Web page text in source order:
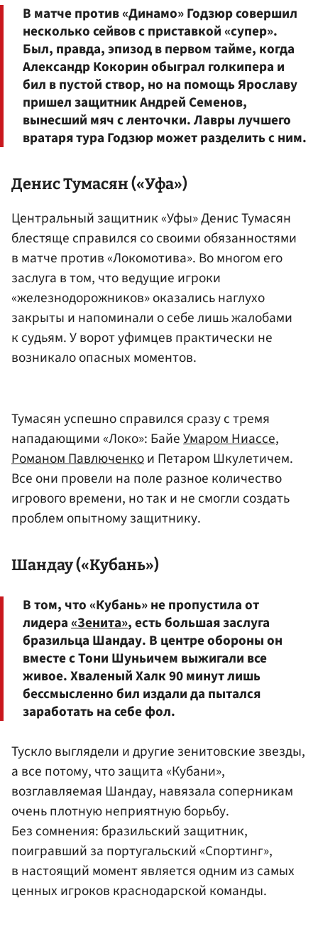
В матче против «Динамо» Годзюр совершил
несколько сейвов с приставкой «супер».
Был, правда, эпизод в первом тайме, когда
Александр Кокоринобыграл голкипера и
бил в пустой створ, но на помощь Ярославу
пришел защитникАндрей Семенов,
вынесший мяч с ленточки. Лавры лучшего
вратаря тура Годзюр может разделить с ним.
Денис Тумасян(«Уфа»)
Центральный защитник «Уфы» Денис Тумасян
блестяще справился со своими обязанностями
в матче против «Локомотива». Во многом его
заслуга в том, что ведущие игроки
«железнодорожников» оказались наглухо
закрыты и напоминали о себе лишь жалобами
к судьям. У ворот уфимцев практически не
возникало опасных моментов.
Тумасян успешно справился сразу с тремя
нападающими «Локо»: БайеУмаром Ниассе,
Романом Павлюченкои Петаром Шкулетичем.
Все они провели на поле разное количество
игрового времени, но так и не смогли создать
проблем опытному защитнику.
Шандау («Кубань»)
В том, что «Кубань» не пропустила от
лидера«Зенита», есть большая заслуга
бразильца Шандау. В центре обороны он
вместе с Тони Шуньичем выжигали все
живое. Хваленый Халк 90 минут лишь
бессмысленно бил издали да пытался
заработать на себе фол.
Тускло выглядели и другие зенитовские звезды,
а все потому, что защита «Кубани»,
возглавляемая Шандау, навязала соперникам
очень плотную неприятную борьбу.
Без сомнения: бразильский защитник,
поигравший за португальский «Спортинг»,
в настоящий момент является одним из самых
ценных игроков краснодарской команды.